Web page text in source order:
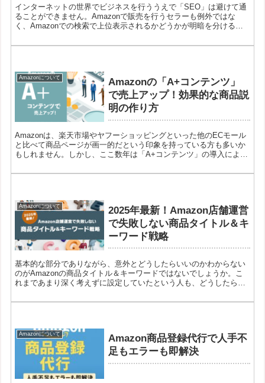
インターネットの世界でビジネスを行ううえで「SEO」は避けて通
ることができません。Amazonで販売を行うセラーも例外ではな
く、Amazonでの検索で上位表示されるかどうかが明暗を分けると
ニックをご紹介します。
Amazonについて
Amazonの「A+コンテンツ」
で売上アップ！効果的な商品説
明の作り方
Amazonは、楽天市場やヤフーショッピングといった他のECモール
と比べて商品ページが画一的だという印象を持っている方も多いか
もしれません。しかし、ここ数年は「A+コンテンツ」の導入によ
Amazonについて
2025年最新！Amazon店舗運営
で失敗しない商品タイトル＆キ
ーワード戦略
基本的な部分でありながら、意外とどうしたらいいのかわからない
のがAmazonの商品タイトル＆キーワードではないでしょうか。こ
れまであまり深く考えずに設定していたという人も、どうしたらい
ください。
Amazonについて
Amazon商品登録代行で人手不
足もエラーも即解決